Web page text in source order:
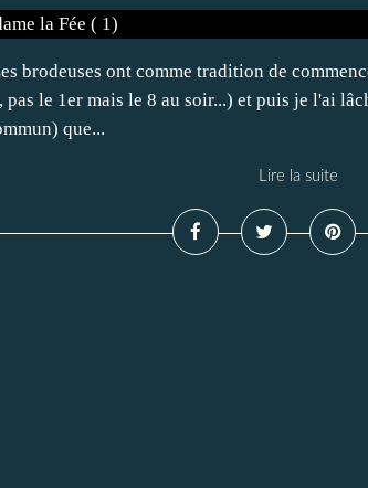
brodeuses ont comme tradition de
le 1er mais le 8 au soir...) et puis je l'ai
que...
Lire la suite